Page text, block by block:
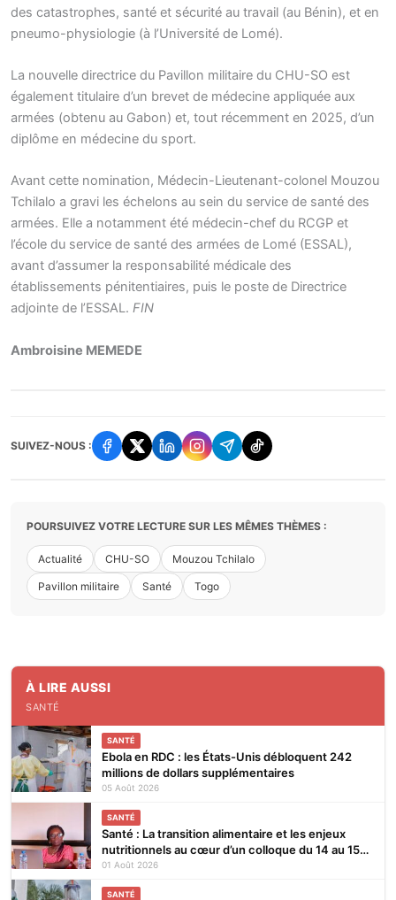
des catastrophes, santé et sécurité au travail (au Bénin), et en
pneumo-physiologie (à l’Université de Lomé).
La nouvelle directrice du Pavillon militaire du CHU-SO est
également titulaire d’un brevet de médecine appliquée aux
armées (obtenu au Gabon) et, tout récemment en 2025, d’un
diplôme en médecine du sport.
Avant cette nomination, Médecin-Lieutenant-colonel Mouzou
Tchilalo a gravi les échelons au sein du service de santé des
armées. Elle a notamment été médecin-chef du RCGP et
l’école du service de santé des armées de Lomé (ESSAL),
avant d’assumer la responsabilité médicale des
établissements pénitentiaires, puis le poste de Directrice
adjointe de l’ESSAL. FIN
Ambroisine MEMEDE
SUIVEZ-NOUS :
POURSUIVEZ VOTRE LECTURE SUR LES MÊMES THÈMES :
Actualité CHU-SO Mouzou Tchilalo
Pavillon militaire Santé Togo
À LIRE AUSSI
SANTÉ
SANTÉ
Ebola en RDC : les États-Unis débloquent 242
millions de dollars supplémentaires
05 Août 2026
SANTÉ
Santé : La transition alimentaire et les enjeux
nutritionnels au cœur d’un colloque du 14 au 15
août 2026 à Lomé
01 Août 2026
SANTÉ